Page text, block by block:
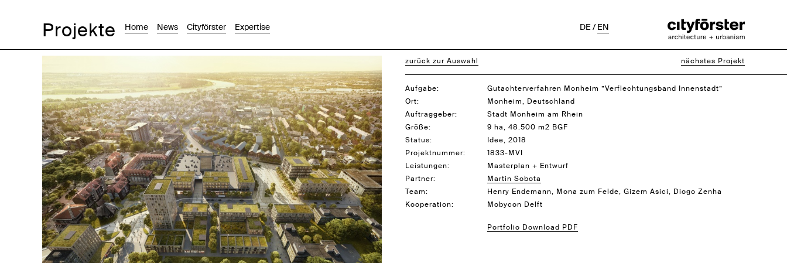
Projekte Home News Cityförster Expertise DE/EN
zurück zur Auswahl nächstes Projekt
Aufgabe:
Gutachterverfahren Monheim ”Verflechtungsband Innenstadt”
Ort:
Monheim, Deutschland
Auftraggeber:
Stadt Monheim am Rhein
Größe:
9 ha, 48.500 m2 BGF
Status:
Idee, 2018
Projektnummer:
1833-MVI
Leistungen:
Masterplan + Entwurf
Partner:
Martin Sobota
Team:
Henry Endemann, Mona zum Felde, Gizem Asici, Diogo Zenha
Kooperation:
Mobycon Delft
Portfolio Download PDF